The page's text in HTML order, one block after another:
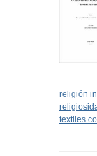
religión
textiles